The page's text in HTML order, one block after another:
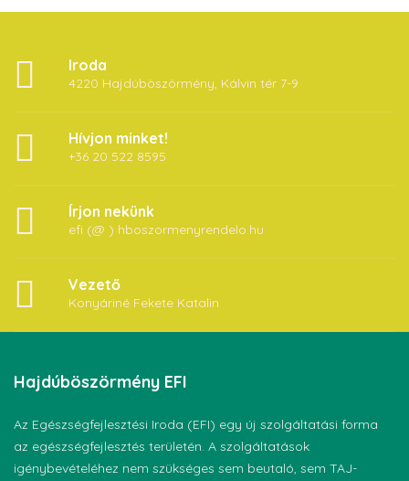
Iroda
4220 Hajdúböszörmény, Kálvin tér 7-9
Hívjon minket!
+36 20 522 8595
Írjon nekünk
efi (@ ) hboszormenyrendelo.hu
Vezető
Konyáriné Fekete Katalin
Hajdúböszörmény EFI
Az Egészségfejlesztési Iroda (EFI) egy új szolgáltatási forma
az egészségfejlesztés területén. A szolgáltatások
igénybevételéhez nem szükséges sem beutaló, sem TAJ-